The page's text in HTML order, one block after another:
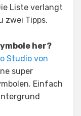
Liste verlangt
zwei Tipps.
her?
Studio von
super
Einfach